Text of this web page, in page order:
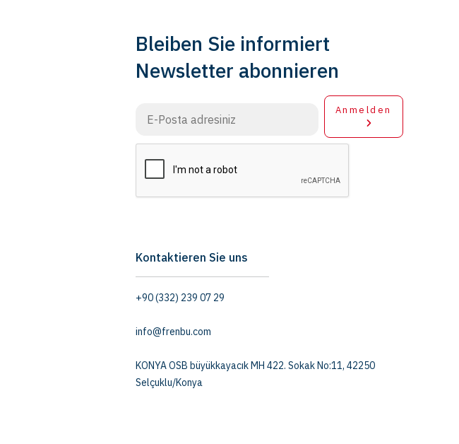
Bleiben Sie informiert
Newsletter abonnieren
Anmelden
Kontaktieren Sie uns
+90 (332) 239 07 29
info@frenbu.com
KONYA OSB büyükkayacık MH 422. Sokak No:11, 42250
Selçuklu/Konya